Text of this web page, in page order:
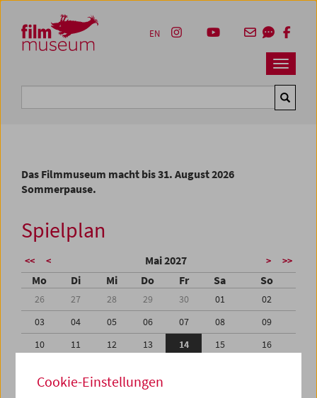
Zum Inhalt
Zum Hauptmenü
Zur Servicenavigation
Zum Suche
Navbar
EN
Das Filmmuseum macht bis 31. August 2026
Sommerpause.
Spielplan
<< < Mai 2027 > >>
Mo Di Mi Do Fr Sa So
26 27 28 29 30 01
02
03
04 05 06 07 08
09
10
11 12 13 14 15
16
24
25 26 27
Cookie-Einstellungen